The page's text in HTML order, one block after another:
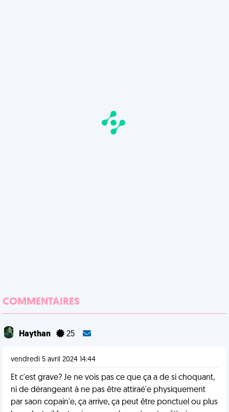
COMMENTAIRES
Haythan 25
vendredi 5 avril 2024 14:44
Et c'est grave? Je ne vois pas ce que ça a de si choquant,
ni de dérangeant à ne pas être attiraé'e physiquement
par saon copain'e, ça arrive, ça peut être ponctuel ou plus